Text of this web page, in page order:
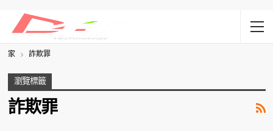
家 詐欺罪
瀏覽標籤
詐欺罪